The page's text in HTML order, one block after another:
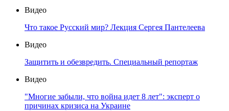
Видео
Что такое Русский мир? Лекция Сергея Пантелеева
Видео
Защитить и обезвредить. Специальный репортаж
Видео
"Многие забыли, что война идет 8 лет": эксперт о
причинах кризиса на Украине